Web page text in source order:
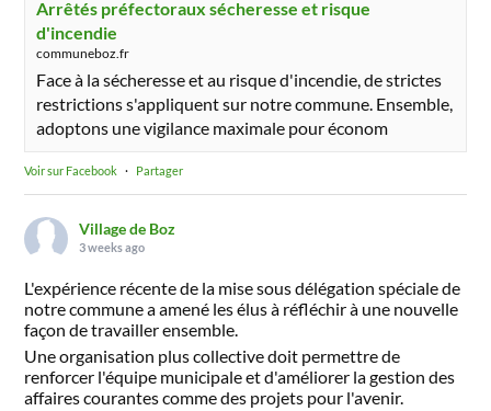
Arrêtés préfectoraux sécheresse et risque
d'incendie
communeboz.fr
Face à la sécheresse et au risque d'incendie, de strictes
restrictions s'appliquent sur notre commune. Ensemble,
adoptons une vigilance maximale pour économ
Voir sur Facebook · Partager
Village de Boz
3 weeks ago
L'expérience récente de la mise sous délégation spéciale de
notre commune a amené les élus à réfléchir à une nouvelle
façon de travailler ensemble.
Une organisation plus collective doit permettre de
renforcer l'équipe municipale et d'améliorer la gestion des
affaires courantes comme des projets pour l'avenir.